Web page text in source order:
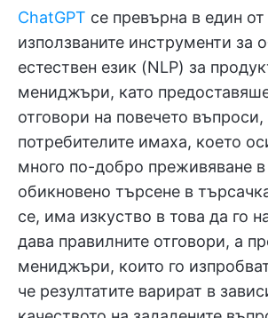
ChatGPT се превърна в един
използваните инструменти за
естествен език (NLP) за
мениджъри, като
отговори на повечето въпроси,
потребителите имаха, което
много по-добро преживяване в
обикновено търсене в
се, има изкуство в това да го
дава правилните отговори, а
мениджъри, които го
че резултатите варират в